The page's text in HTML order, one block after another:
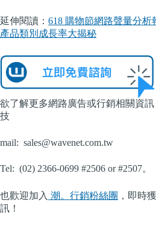
延伸閱讀： 618 購物節網路聲量分析
產品類別成長率大揭秘
欲了解更多網路廣告或行銷相關資
技
mail: sales@wavenet.com.tw
Tel: (02) 2366-0699 #2506 or #2507。
也歡迎加入 潮。行銷粉絲團 ，即時
訊！